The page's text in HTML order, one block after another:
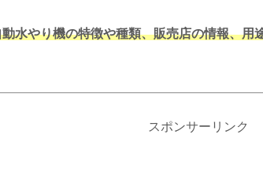
水やり機の特徴や種類、販売店の情報、用
スポンサーリンク